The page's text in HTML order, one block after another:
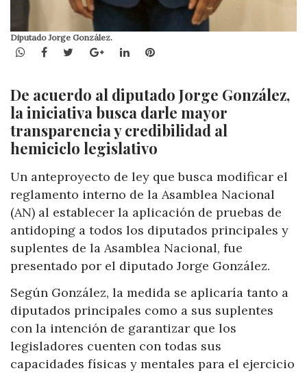
Diputado Jorge González.
WhatsApp
Facebook
TwitterGoogle+LinkedInPinterest
De acuerdo al diputado Jorge González,
la iniciativa busca darle mayor
transparencia y credibilidad al
hemiciclo legislativo
Un anteproyecto de ley que busca modificar el
reglamento interno de la Asamblea Nacional
(AN) al establecer la aplicación de pruebas de
antidoping a todos los diputados principales y
suplentes de la Asamblea Nacional, fue
presentado por el diputado Jorge González.
Según González, la medida se aplicaría tanto a
diputados principales como a sus suplentes
con la intención de garantizar que los
legisladores cuenten con todas sus
capacidades físicas y mentales para el ejercicio